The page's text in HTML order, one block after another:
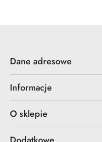
Dane adresowe
Informacje
O sklepie